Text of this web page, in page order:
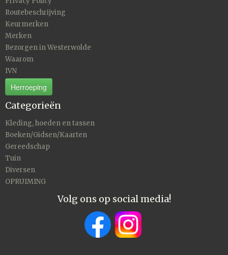
Routebeschrijving
Keurmerken
Merken
Bezorgen in Westerwolde
Waarom
IVN
Herroeping
Categorieën
Kleding, hoeden en tassen
Boeken/Gidsen/Kaarten
Gereedschap
Tuin
Diversen
OPRUIMING
Volg ons op social media!